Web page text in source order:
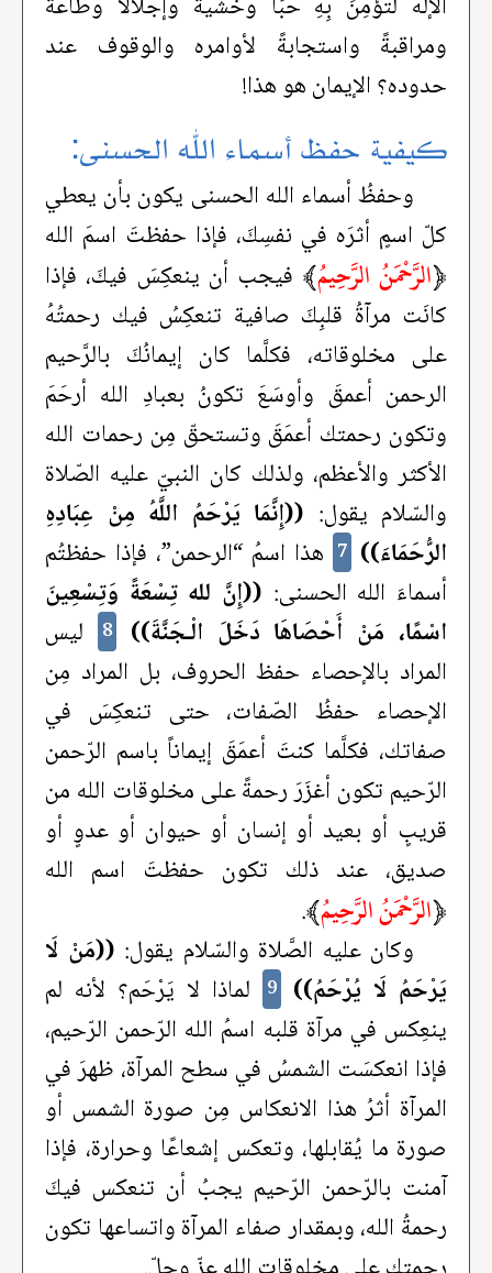
ومراقبةً واستجابةً لأوامره والوقوف عند
حدوده؟ الإيمان هو هذا!
كيفية حفظ أسماء الله الحسنى:
وحفظُ أسماء الله الحسنى يكون بأن يعطي
كلّ اسمٍ أثرَه في نفسِكَ، فإذا حفظتَ اسمَ الله
﴿الرَّحْمَنُ الرَّحِيمُ﴾ فيجب أن ينعكِسَ فيكَ، فإذا
كانَت مرآةُ قلبِكَ صافية تنعكِسُ فيك رحمتُهُ
على مخلوقاته، فكلَّما كان إيمانُكَ بالرَّحيم
الرحمن أعمقَ وأوسَعَ تكونُ بعبادِ الله أرحَمَ
وتكون رحمتك أعمَقَ وتستحقّ مِن رحمات الله
الأكثر والأعظم، ولذلك كان النبيّ عليه الصّلاة
والسّلام يقول: ((إِنَّمَا يَرْحَمُ اللَّهُ مِنْ عِبَادِهِ
الرُّحَمَاءَ)) 7 هذا اسمُ “الرحمن”، فإذا حفظتُم
أسماءَ الله الحسنى: ((إِنَّ لله تِسْعَةً وَتِسْعِينَ
اسْمًا، مَنْ أَحْصَاهَا دَخَلَ الْـجَنَّةَ))
8
ليس
المراد بالإحصاء حفظ الحروف، بل المراد مِن
الإحصاء حفظُ الصّفات، حتى تنعكِسَ في
صفاتك، فكلَّما كنتَ أعمَقَ إيماناً باسم الرّحمن
الرّحيم تكون أغزَرَ رحمةً على مخلوقات الله من
قريبٍ أو بعيد أو إنسان أو حيوان أو عدوٍ أو
صديق، عند ذلك تكون حفظتَ اسم الله
﴿الرَّحْمَنُ الرَّحِيمُ﴾.
وكان عليه الصَّلاة والسّلام يقول: ((مَنْ لَا
يَرْحَمُ لَا يُرْحَمُ)) 9
لماذا لا يَرْحَم؟ لأنه لم
ينعِكس في مرآة قلبه اسمُ الله الرّحمن الرّحيم،
فإذا انعكسَت الشمسُ في سطح المرآة، ظهرَ في
المرآة أثرُ هذا الانعكاس مِن صورة الشمس أو
صورة ما يُقابلها، وتعكس إشعاعًا وحرارة، فإذا
آمنت بالرّحمن الرّحيم يجبُ أن تنعكس فيكَ
رحمةُ الله، وبمقدار صفاء المرآة واتساعها تكون